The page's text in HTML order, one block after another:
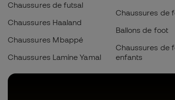
Chaussures de futsal
Chaussures Haaland
Chaussures Mbappé
Chaussures Lamine Yamal
Chaussures de
Ballons de foot
Chaussures de
enfants